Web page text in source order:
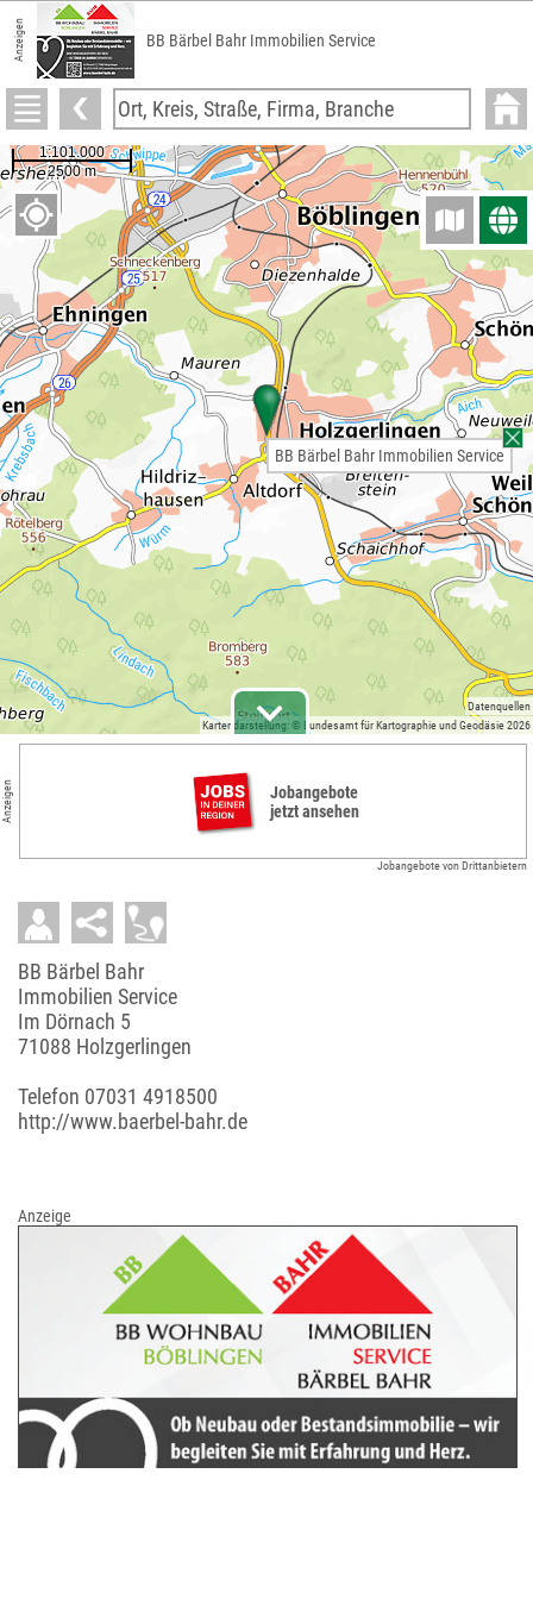
Anzeigen BB Bärbel Bahr Immobilien Service
Kartendarstellung: © Bundesamt für Kartographie und Geodäsie 2026
Datenquellen
BB Bärbel Bahr Immobilien Service
Anzeigen
Jobangebote
jetzt ansehen
Jobangebote von Drittanbietern
BB Bärbel Bahr
Immobilien Service
Im Dörnach 5
71088 Holzgerlingen
Telefon 07031 4918500
http://www.baerbel-bahr.de
Anzeige